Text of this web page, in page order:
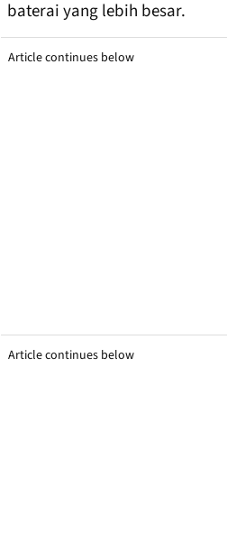
baterai yang lebih besar.
Article continues below
Article continues below